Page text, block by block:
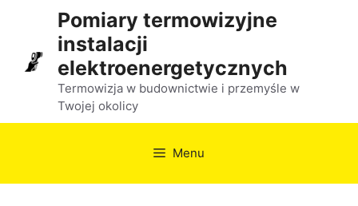
treści
Pomiary termowizyjne
instalacji
elektroenergetycznych
Termowizja w budownictwie i przemyśle w
Twojej okolicy
Menu